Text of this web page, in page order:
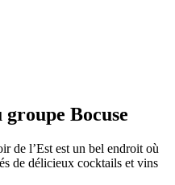
Bocuse
de l’Est est un bel endroit où
de délicieux cocktails et vins